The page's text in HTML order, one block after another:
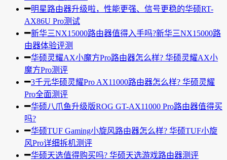
明星路由器升级啦，性能更强、信号更稳的华硕RT-
AX86U Pro测试
新华三NX15000路由器值得入手吗?新华三NX15000路
由器体验评测
华硕灵耀AX小魔方Pro路由器怎么样? 华硕灵耀AX小
魔方Pro测评
3千元华硕灵耀Pro AX11000路由器怎么样? 华硕灵耀
Pro全面测评
华硕八爪鱼升级版ROG GT-AX11000 Pro路由器值得买
吗?
华硕TUF Gaming小旋风路由器怎么样? 华硕TUF小旋
风Pro详细拆机测评
华硕天选值得购买吗? 华硕天选游戏路由器测评